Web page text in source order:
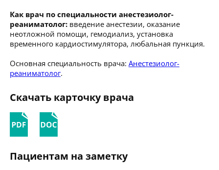
Как врач по специальности анестезиолог-
реаниматолог: введение анестезии, оказание
неотложной помощи, гемодиализ, установка
временного кардиостимулятора, любальная пункция.
Основная специальность врача: Анестезиолог-
реаниматолог.
Скачать карточку врача
Пациентам на заметку